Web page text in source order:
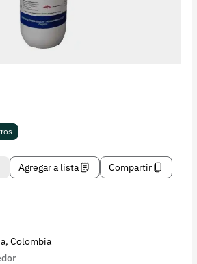
Agregar a lista Compartir
Colombia
los derechos reservados